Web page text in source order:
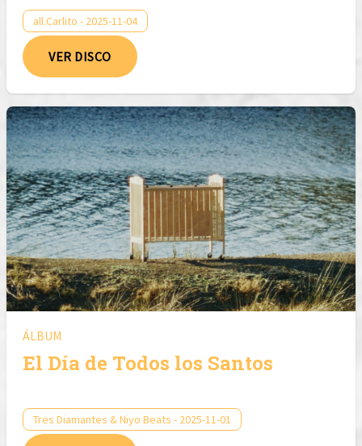
all.Carlito - 2025-11-04
VER DISCO
ÁLBUM
El Día de Todos los Santos
Tres Diamantes & Niyo Beats - 2025-11-01